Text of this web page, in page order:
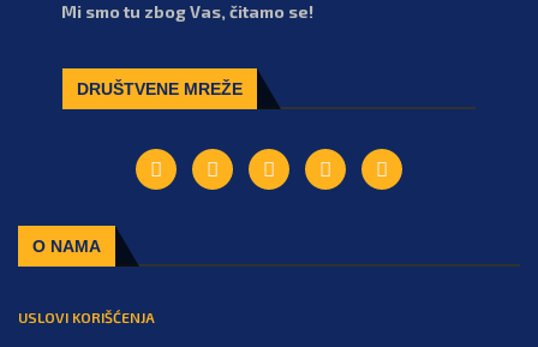
Mi smo tu zbog Vas, čitamo se!
DRUŠTVENE MREŽE
O NAMA
USLOVI KORIŠĆENJA